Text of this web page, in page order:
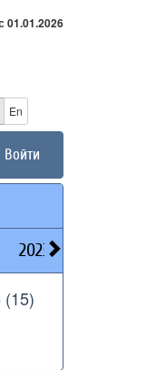
01.01.2026
En
Войти
2023
(15)